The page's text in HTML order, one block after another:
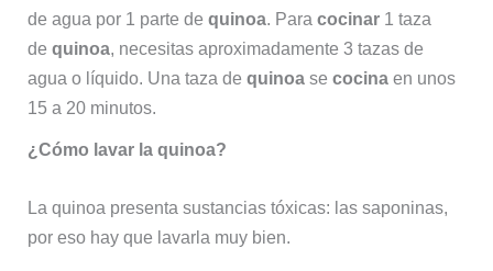
de agua por 1 parte dequinoa . Paracocinar 1 taza
dequinoa , necesitas aproximadamente 3 tazas de
agua o líquido. Una taza dequinoa secocina en unos
15 a 20 minutos.
¿Cómo lavar la quinoa?
La quinoa presenta sustancias tóxicas: las saponinas,
por eso hay que lavarla muy bien.